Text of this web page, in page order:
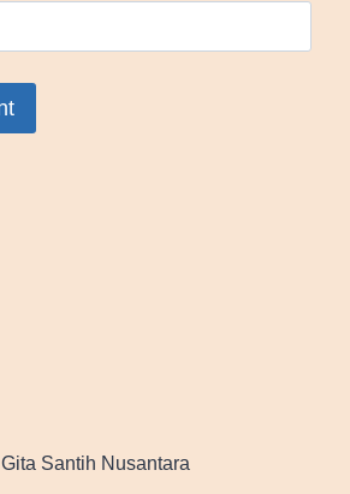
Gita Santih Nusantara